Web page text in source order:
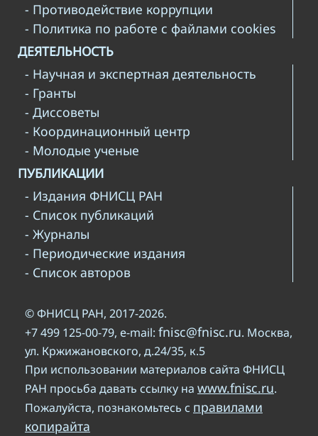
- Противодействие коррупции
- Политика по работе с файлами cookies
ДЕЯТЕЛЬНОСТЬ
- Научная и экспертная деятельность
- Гранты
- Диссоветы
- Координационный центр
- Молодые ученые
ПУБЛИКАЦИИ
- Издания ФНИСЦ РАН
- Список публикаций
- Журналы
- Периодические издания
- Список авторов
© ФНИСЦ РАН, 2017-2026.
+7 499 125-00-79, e-mail: fnisc@fnisc.ru. Москва,
ул. Кржижановского, д.24/35, к.5
При использовании материалов сайта ФНИСЦ
РАН просьба давать ссылку на www.fnisc.ru.
Пожалуйста, познакомьтесь с правилами
копирайта